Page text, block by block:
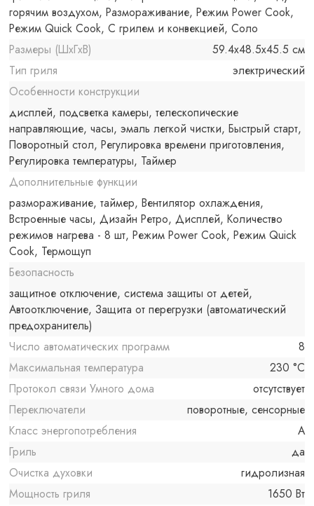
горячим воздухом, Размораживание, Режим Power Cook,
Режим Quick Cook, С грилем и конвекцией, Соло
Размеры (ШxГxВ)
59.4x48.5x45.5 см
Тип гриля
электрический
Особенности конструкции
дисплей, подсветка камеры, телескопические
направляющие, часы, эмаль легкой чистки, Быстрый старт,
Поворотный стол, Регулировка времени приготовления,
Регулировка температуры, Таймер
Дополнительные функции
размораживание, таймер, Вентилятор охлаждения,
Встроенные часы, Дизайн Ретро, Дисплей, Количество
режимов нагрева - 8 шт, Режим Power Cook, Режим Quick
Cook, Термощуп
Безопасность
защитное отключение, система защиты от детей,
Автоотключение, Защита от перегрузки (автоматический
предохранитель)
Число автоматических программ
8
Максимальная температура
230 °C
Протокол связи Умного дома
отсутствует
Переключатели
поворотные, сенсорные
Класс энергопотребления
A
Гриль
да
Очистка духовки
гидролизная
Мощность гриля
1650 Вт